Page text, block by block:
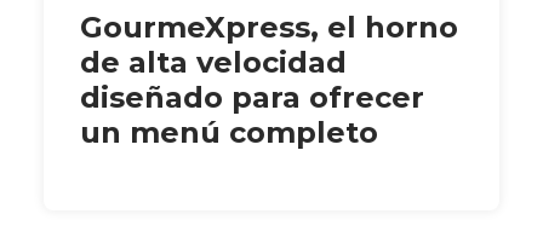
GourmeXpress, el horno
de alta velocidad
diseñado para ofrecer
un menú completo